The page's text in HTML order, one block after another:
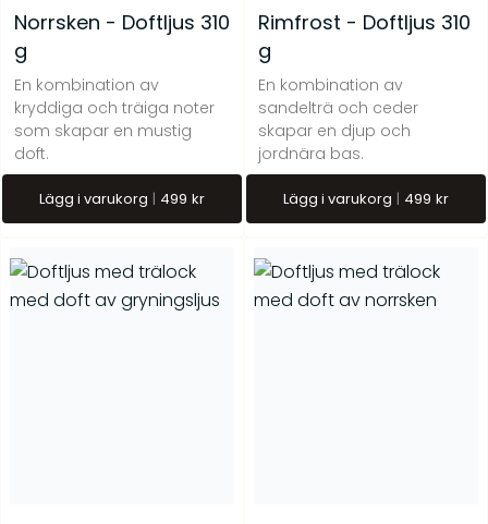
Norrsken - Doftljus 310
g
En kombination av
kryddiga och träiga noter
som skapar en mustig
doft.
Lägg i varukorg 499 kr
Rimfrost - Doftljus 310
g
En kombination av
sandelträ och ceder
skapar en djup och
jordnära bas.
Lägg i varukorg 499 kr